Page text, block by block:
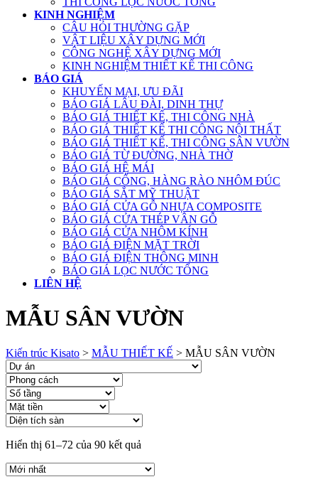
KINH NGHIỆM
CÂU HỎI THƯỜNG GẶP
VẬT LIỆU XÂY DỰNG MỚI
CÔNG NGHỆ XÂY DỰNG MỚI
KINH NGHIỆM THIẾT KẾ THI CÔNG
BÁO GIÁ
KHUYẾN MẠI, ƯU ĐÃI
BÁO GIÁ LÂU ĐÀI, DINH THỰ
BÁO GIÁ THIẾT KẾ, THI CÔNG NHÀ
BÁO GIÁ THIẾT KẾ THI CÔNG NỘI THẤT
BÁO GIÁ THIẾT KẾ, THI CÔNG SÂN VƯỜN
BÁO GIÁ TỪ ĐƯỜNG, NHÀ THỜ
BÁO GIÁ HỆ MÁI
BÁO GIÁ CỔNG, HÀNG RÀO NHÔM ĐÚC
BÁO GIÁ SẮT MỸ THUẬT
BÁO GIÁ CỬA GỖ NHỰA COMPOSITE
BÁO GIÁ CỬA THÉP VÂN GỖ
BÁO GIÁ CỬA NHÔM KÍNH
BÁO GIÁ ĐIỆN MẶT TRỜI
BÁO GIÁ ĐIỆN THÔNG MINH
BÁO GIÁ LỌC NƯỚC TỔNG
LIÊN HỆ
MẪU SÂN VƯỜN
Kiến trúc Kisato > MẪU THIẾT KẾ > MẪU SÂN VƯỜN
Hiển thị 61–72 của 90 kết quả